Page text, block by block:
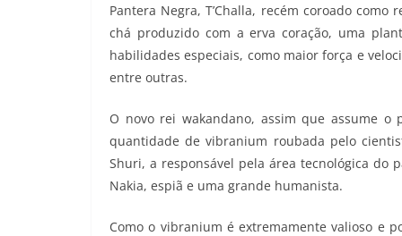
Pantera Negra, T’Challa, recém coroado
chá produzido com a erva coração, uma
habilidades especiais, como maior força e
entre outras.
O novo rei wakandano, assim que assume
quantidade de vibranium roubada pelo
Shuri, a responsável pela área tecnológica do
Nakia, espiã e uma grande humanista.
Como o vibranium é extremamente valioso e